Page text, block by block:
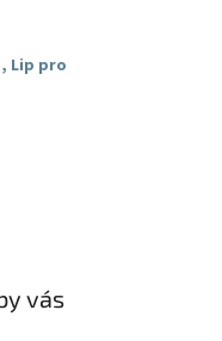
, Lip pro
vás